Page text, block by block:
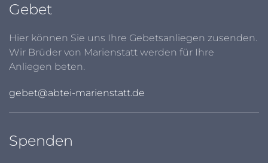
Gebet
Hier können Sie uns Ihre Gebetsanliegen zusenden.
Wir Brüder von Marienstatt werden für Ihre
Anliegen beten.
gebet@abtei-marienstatt.de
Spenden